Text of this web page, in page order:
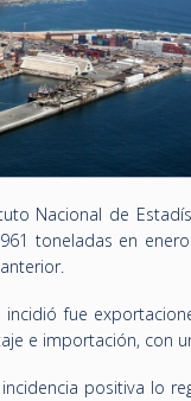
Nacional de
toneladas en
fue
e importación, con
positiva lo